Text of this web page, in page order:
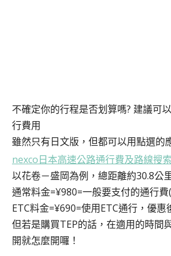
不確定你的行程是否划算嗎? 建議可
行費用
雖然只有日文版，但都可以用點選的
nexco日本高速公路通行費及路線搜索
以花卷－盛岡為例，總距離約30.8公
通常料金=¥980=一般要支付的通行
ETC料金=¥690=使用ETC通行，優惠
但若是購買TEP的話，在適用的時間
開就怎麼開囉！